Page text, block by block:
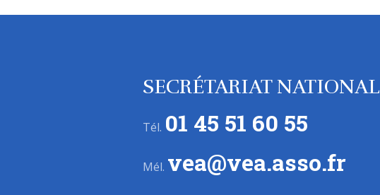
SECRÉTARIAT NATIONAL
Tél. 01 45 51 60 55
Mél. vea@vea.asso.fr